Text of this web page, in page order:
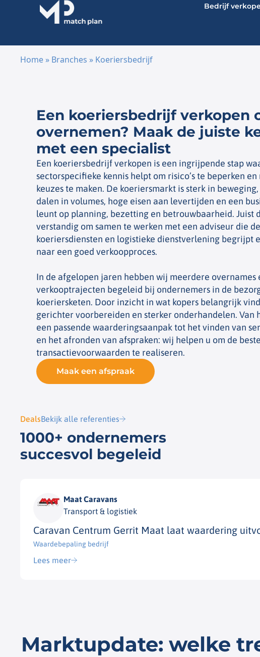
Bedrijf
Home » Branches » Koeriersbedrijf
Een koeriersbedrijf verkopen
overnemen? Maak de juiste
met een specialist
Een koeriersbedrijf verkopen is een ingrijpende stap
sectorspecifieke kennis helpt om risico’s te beperken
keuzes te maken. De koeriersmarkt is sterk in
dalen in volumes, hoge eisen aan levertijden en een
leunt op planning, bezetting en betrouwbaarheid. Juist
verstandig om samen te werken met een adviseur die
koeriersdiensten en logistieke dienstverlening begrijpt
naar een goed verkoopproces.
In de afgelopen jaren hebben wij meerdere overnames
verkooptrajecten begeleid bij ondernemers in de
koeriersketen. Door inzicht in wat kopers belangrijk
gerichter voorbereiden en sterker onderhandelen. Van
een passende waarderingsaanpak tot het vinden van
en het afronden van afspraken: wij helpen u om de beste
transactievoorwaarden te realiseren.
Maak een afspraak
DealsBekijk alle referenties
1000+ ondernemers
succesvol begeleid
Maat Caravans
Transport & logistiek
Caravan Centrum Gerrit Maat laat waardering
Waardebepaling bedrijf​
Lees meer
Marktupdate: welke